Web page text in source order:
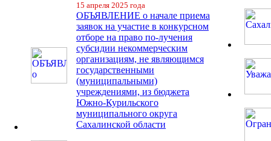
15 апреля 2025 года
ОБЪЯВЛЕНИЕ о начале приема
заявок на участие в конкурсном
отборе на право по-лучения
субсидии некоммерческим
организациям, не являющимся
государственными
(муниципальными)
учреждениями, из бюджета
Южно-Курильского
муниципального округа
Сахалинской области